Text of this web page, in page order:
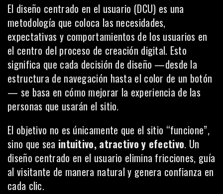
El diseño centrado en el usuario (DCU) es una
metodología que coloca las necesidades,
expectativas y comportamientos de los usuarios en
el centro del proceso de creación digital. Esto
significa que cada decisión de diseño —desde la
estructura de navegación hasta el color de un botón
— se basa en cómo mejorar la experiencia de las
personas que usarán el sitio.
El objetivo no es únicamente que el sitio “funcione”,
sino que sea intuitivo, atractivo y efectivo. Un
diseño centrado en el usuario elimina fricciones, guía
al visitante de manera natural y genera confianza en
cada clic.